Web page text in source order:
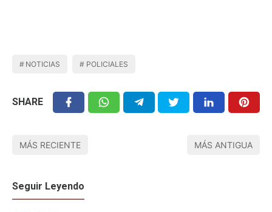
NOTICIAS POLICIALES
SHARE
MÁS RECIENTE MÁS ANTIGUA
Seguir Leyendo